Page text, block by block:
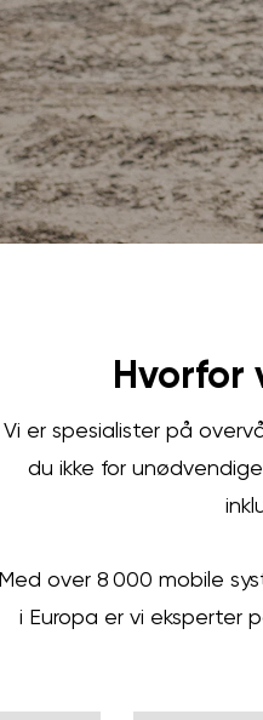
Hvorfor
Vi er spesialister på
du ikke for
Med over 8 000 mobile
i Europa er vi eksperter